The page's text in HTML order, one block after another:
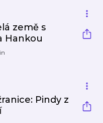
země s
Hankou
Pindy z